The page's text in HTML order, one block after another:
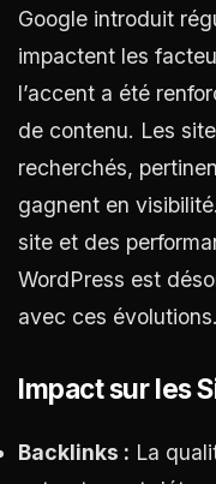
Google introduit
impactent les
l’accent a été
de contenu. Les
recherchés,
gagnent en
site et des
WordPress est
avec ces évolutions.
Impact sur les
Backlinks : La